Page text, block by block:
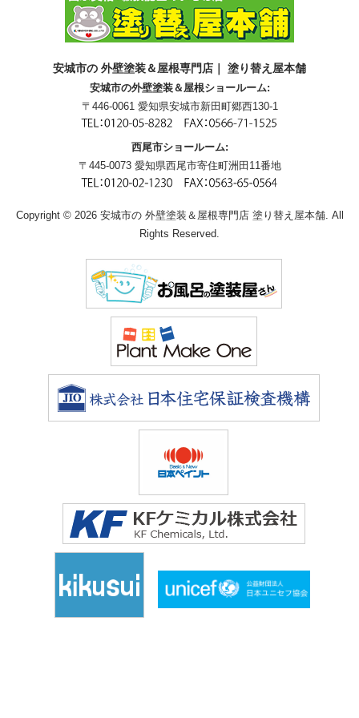
安城市の 外壁塗装＆屋根専門店｜ 塗り替え屋本舗
安城市の外壁塗装＆屋根ショールーム:
〒446-0061 愛知県安城市新田町郷西130-1
西尾市ショールーム:
〒445-0073 愛知県西尾市寄住町洲田11番地
Copyright © 2026 安城市の 外壁塗装＆屋根専門店 塗り替え屋本舗. All
Rights Reserved.